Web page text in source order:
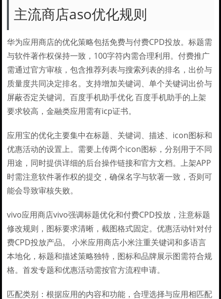
主流商店aso优化规则
华为应用商店的优化策略包括免费与付费CPD投放。标题需
与软件著作权保持一致，100字符内需合理利用。付费推广
需通过官方审核，包含推荐列表与搜索列表的排名，出价与
质量度共同决定排名。支持增加关键词、单个关键词出价与
屏蔽否定关键词。百度手机助手优化 百度手机助手的上架
要求较高，金融类应用需有icp证书。
应用宝的优化主要集中在标题、关键词、描述、icon图标和
优惠活动的设置上。需要上传两个icon图标，分别用于不同
用途，同时提供详细的后台操作链接和官方文档。上架APP
时需注意软件著作权的提交，确保名字与软著一致，否则可
能会导致审核失败。
vivo应用商店vivo强调标题优化和付费CPD投放，注意标题
修改规则，图标要求清晰，截图格式固定。优惠活动针对付
费CPD投放产品。 小米应用商店小米注重关键词和多语言
本地化，标题和描述策略独特，图标和品牌展示图需符合规
格。首发专题和优惠活动需按官方流程申请。
匹配类别：根据应用的内容和功能，合理选择与应用相匹配